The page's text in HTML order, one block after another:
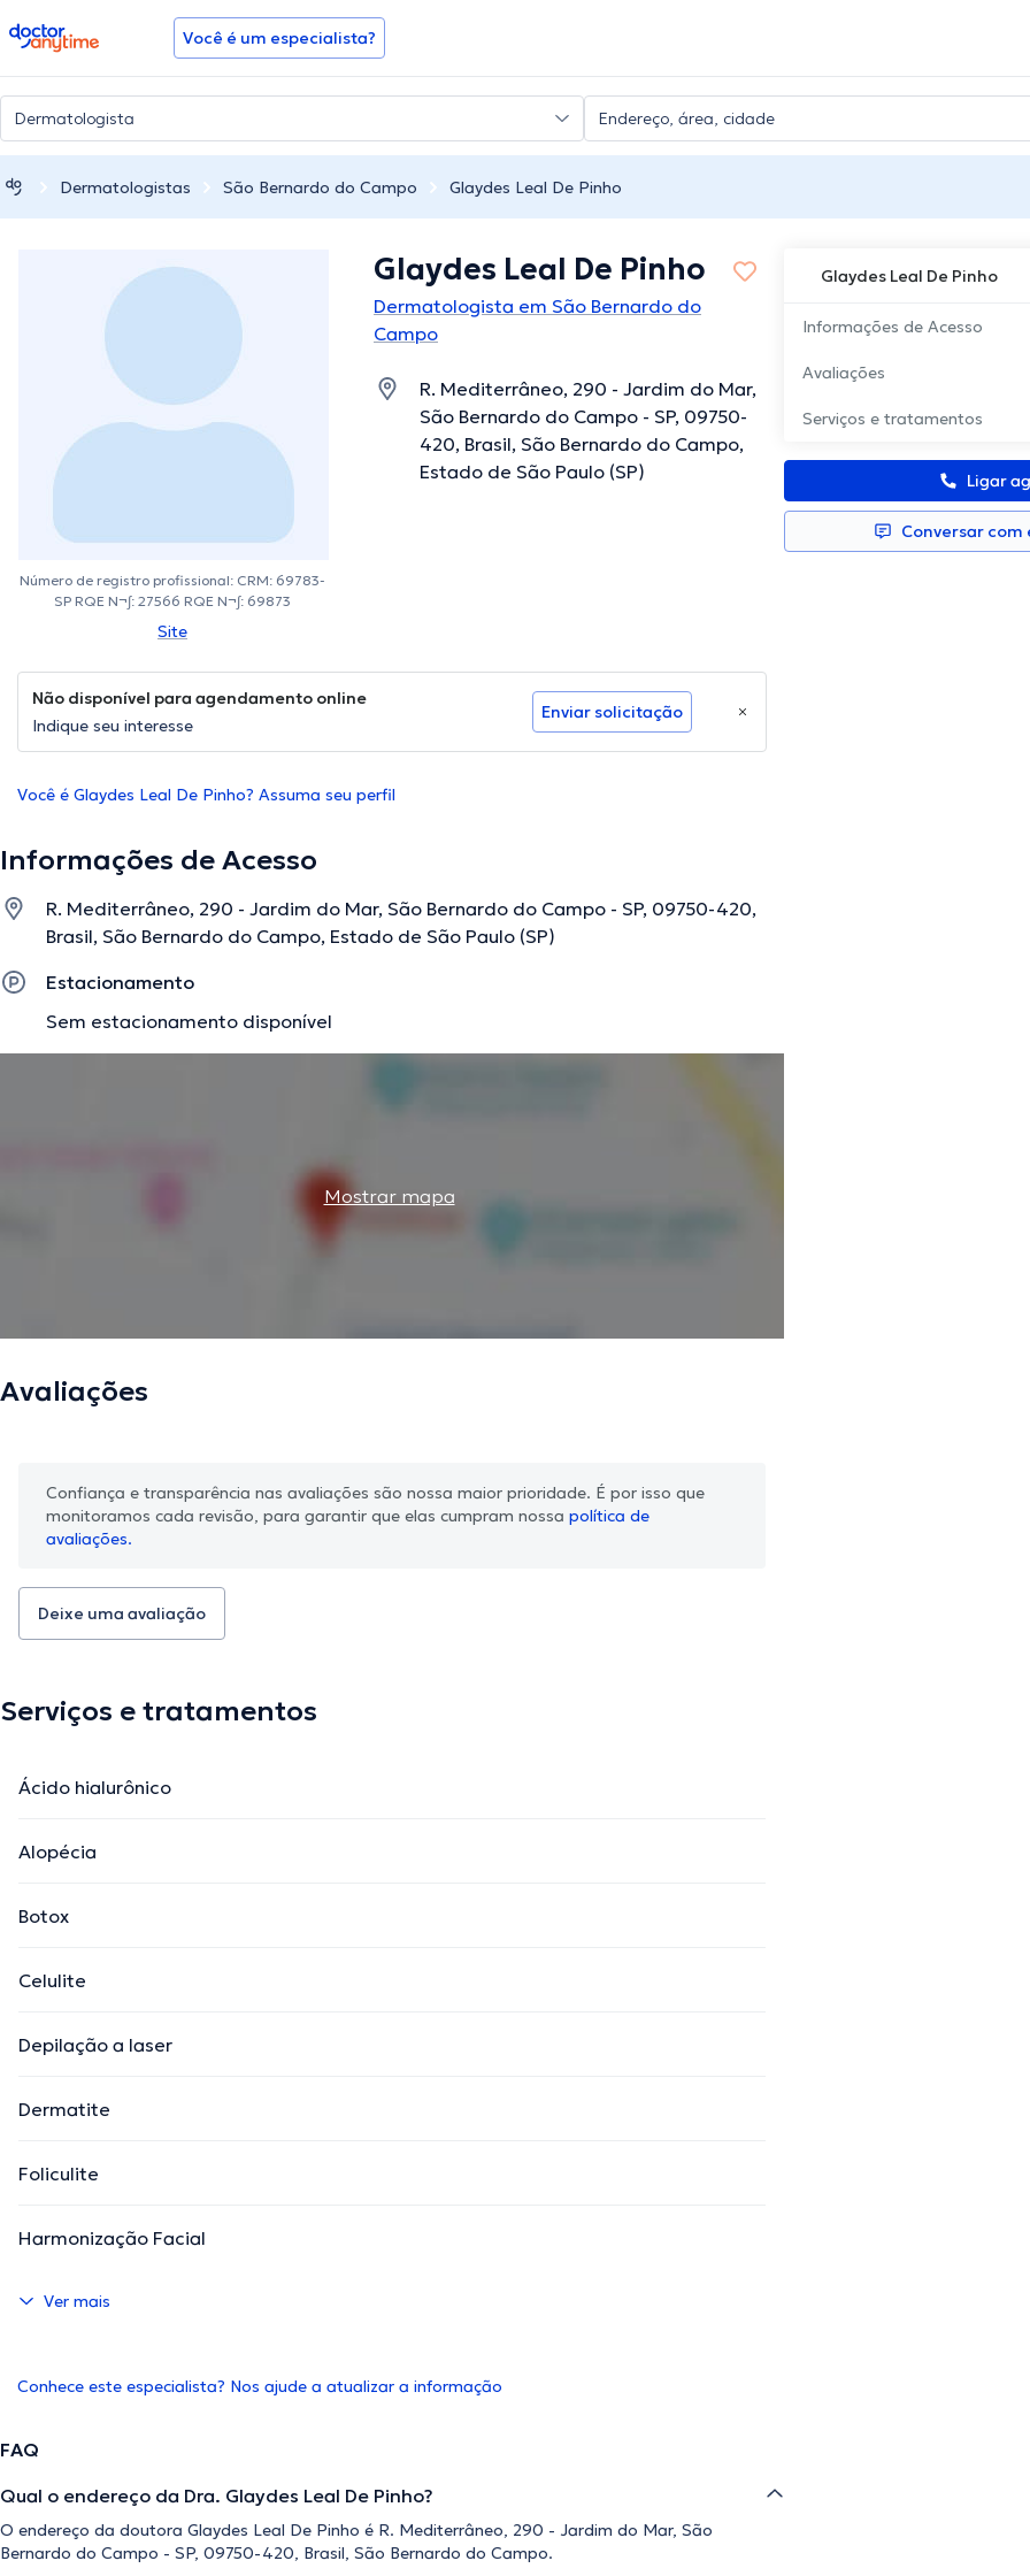
doctoranytime Você é um especialista?
Dermatologistas São Bernardo do Campo Glaydes Leal De Pinho
Glaydes Leal De Pinho
Informações de Acesso
Avaliações
Serviços e tratamentos
Ligar
Conversar com
Número de registro profissional: CRM: 69783-
SP RQE N¬∫: 27566 RQE N¬∫: 69873
Site
Glaydes Leal De Pinho
Dermatologista em São Bernardo do
Campo
R. Mediterrâneo, 290 - Jardim do Mar,
São Bernardo do Campo - SP, 09750-
420, Brasil, São Bernardo do Campo,
Estado de São Paulo (SP)
Não disponível para agendamento online
Indique seu interesse
Enviar solicitação
Você é Glaydes Leal De Pinho? Assuma seu perfil
Informações de Acesso
R. Mediterrâneo, 290 - Jardim do Mar, São Bernardo do Campo - SP, 09750-420,
Brasil, São Bernardo do Campo, Estado de São Paulo (SP)
Estacionamento
Sem estacionamento disponível
Mostrar mapa
Avaliações
Confiança e transparência nas avaliações são nossa maior prioridade. É por isso que
monitoramos cada revisão, para garantir que elas cumpram nossa política de
avaliações.
Deixe uma avaliação
Serviços e tratamentos
Ácido hialurônico
Alopécia
Botox
Celulite
Depilação a laser
Dermatite
Foliculite
Harmonização Facial
Ver mais
Conhece este especialista? Nos ajude a atualizar a informação
FAQ
Qual o endereço da Dra. Glaydes Leal De Pinho?
O endereço da doutora Glaydes Leal De Pinho é R. Mediterrâneo, 290 - Jardim do Mar, São
Bernardo do Campo - SP, 09750-420, Brasil, São Bernardo do Campo.